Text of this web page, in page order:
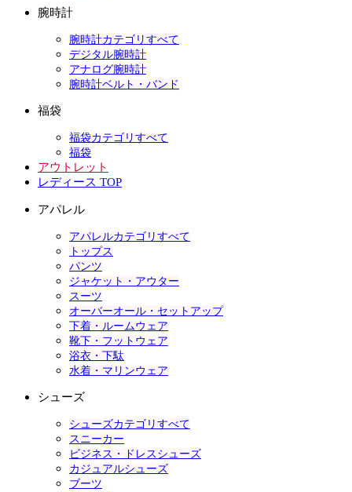
腕時計
腕時計カテゴリすべて
デジタル腕時計
アナログ腕時計
腕時計ベルト・バンド
福袋
福袋カテゴリすべて
福袋
アウトレット
レディース TOP
アパレル
アパレルカテゴリすべて
トップス
パンツ
ジャケット・アウター
スーツ
オーバーオール・セットアップ
下着・ルームウェア
靴下・フットウェア
浴衣・下駄
水着・マリンウェア
シューズ
シューズカテゴリすべて
スニーカー
ビジネス・ドレスシューズ
カジュアルシューズ
ブーツ